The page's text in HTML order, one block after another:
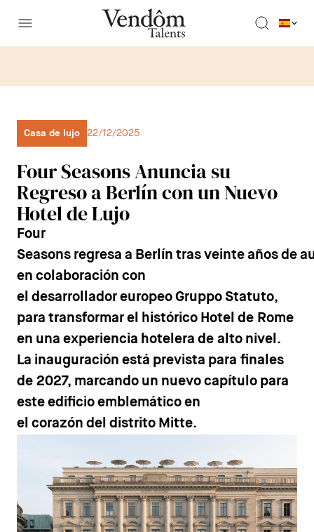
Casa de lujo 22/12/2025
Four Seasons Anuncia su
Regreso a Berlín con un Nuevo
Hotel de Lujo
Four
Seasons regresa a Berlín tras veinte años de
en colaboración con
el desarrollador europeo Gruppo Statuto,
para transformar el histórico Hotel de Rome
en una experiencia hotelera de alto nivel.
La inauguración está prevista para finales
de 2027, marcando un nuevo capítulo para
este edificio emblemático en
el corazón del distrito Mitte.